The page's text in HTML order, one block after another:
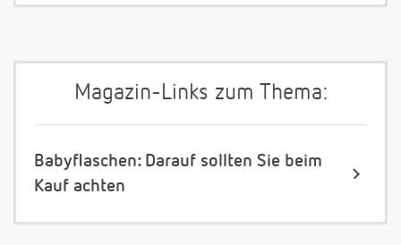
Magazin-Links zum Thema:
Babyflaschen: Darauf sollten Sie beim
Kauf achten